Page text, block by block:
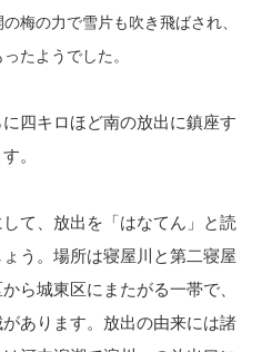
梅の力で雪片も吹き飛ばされ、
たようでした。
四キロほど南の放出に鎮座す
。
て、放出を「はなてん」と読
う。場所は寝屋川と第二寝屋
ら城東区にまたがる一帯で、
あります。放出の由来には諸